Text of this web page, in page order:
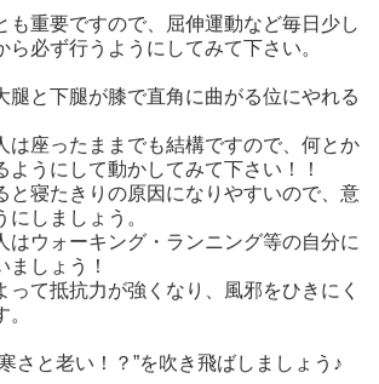
も重要ですので、屈伸運動など毎日少し
ら必ず行うようにしてみて下さい。
腿と下腿が膝で直角に曲がる位にやれる
は座ったままでも結構ですので、何とか
ようにして動かしてみて下さい！！
と寝たきりの原因になりやすいので、意
しましょう。
はウォーキング・ランニング等の自分に
ましょう！
って抵抗力が強くなり、風邪をひきにく
さと老い！？”を吹き飛ばしましょう♪